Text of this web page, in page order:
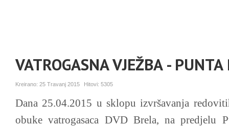
VATROGASNA VJEŽBA -
Kreirano: 25 Travanj 2015 Hitovi: 5305
Dana 25.04.2015 u sklopu izvršavanja
obuke vatrogasaca DVD Brela, na predjelu